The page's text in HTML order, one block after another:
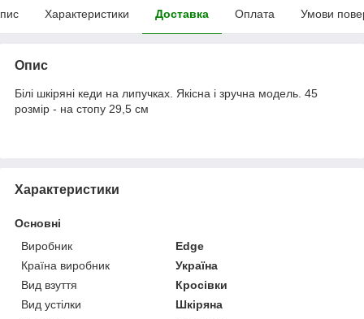
Характеристики Доставка Оплата Умови
Опис
Білі шкіряні кеди на липучках. Якісна і зручна модель. 45
розмір - на стопу 29,5 см
Характеристики
Основні
Виробник
Edge
Країна виробник
Україна
Вид взуття
Кросівки
Вид устілки
Шкіряна